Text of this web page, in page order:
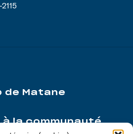
de Matane
la communauté